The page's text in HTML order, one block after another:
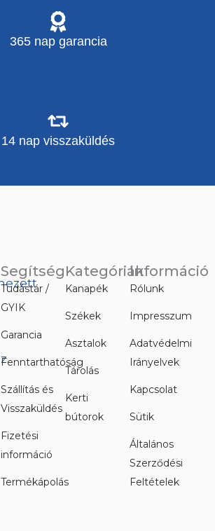
365 nap garancia
14 nap visszaküldés
Segítség
Tudástár /
GYIK
Garancia
Fenntarthatóság
Szállítás és
Visszaküldés
Fizetési
információ
Termékápolás
Kategóriák
Kanapék
Székek
Asztalok
Tárolás
Kerti
bútorok
Információ
Rólunk
Impresszum
Adatvédelmi
Irányelvek
Kapcsolat
Sütik
Általános
Szerződési
Feltételek